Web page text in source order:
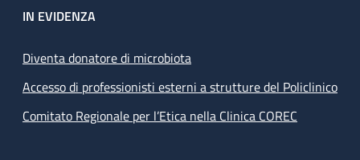
IN EVIDENZA
Diventa donatore di microbiota
Accesso di professionisti esterni a strutture del Policlinico
Comitato Regionale per l’Etica nella Clinica COREC